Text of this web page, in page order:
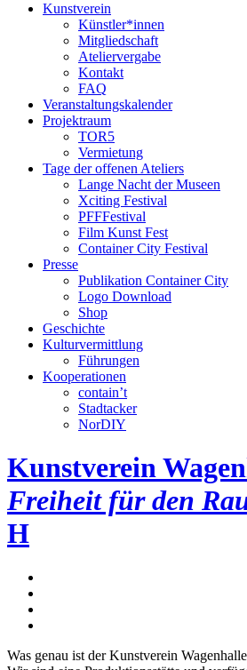
Kunstverein
Künstler*innen
Mitgliedschaft
Ateliervergabe
Kontakt
FAQ
Veranstaltungskalender
Projektraum
TOR5
Vermietung
Tage der offenen Ateliers
Lange Nacht der Museen
Xciting Festival
PFFFestival
Film Kunst Fest
Container City Festival
Presse
Publikation Container City
Logo Download
Shop
Geschichte
Kulturvermittlung
Führungen
Kooperationen
contain’t
Stadtacker
NorDIY
Kunstverein
Freiheit für den
H
Was genau ist der Kunstverein